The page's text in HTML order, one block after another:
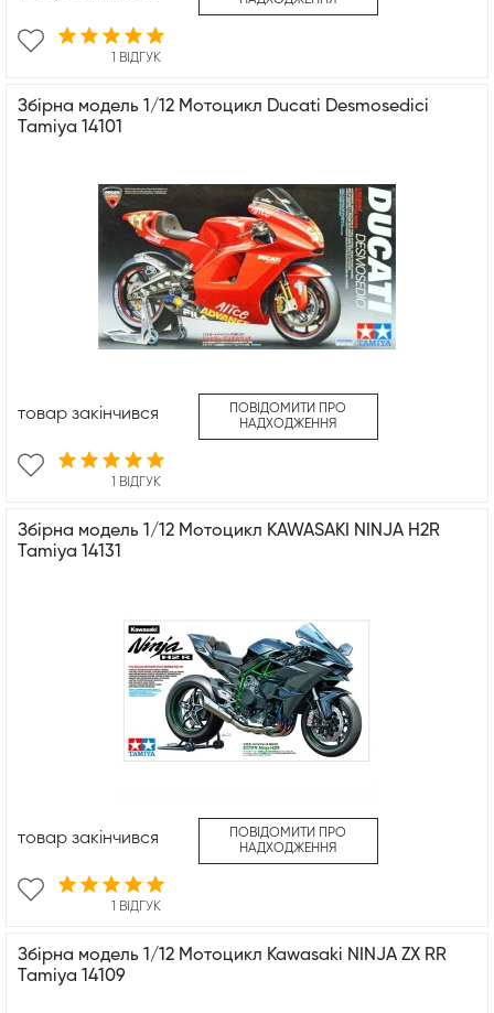
1 ВІДГУК
Збірна модель 1/12 Мотоцикл Ducati Desmosedici
Tamiya 14101
1 ВІДГУК
товар закінчився
ПОВІДОМИТИ ПРО
НАДХОДЖЕННЯ
Збірна модель 1/12 Мотоцикл KAWASAKI NINJA H2R
Tamiya 14131
1 ВІДГУК
товар закінчився
ПОВІДОМИТИ ПРО
НАДХОДЖЕННЯ
Збірна модель 1/12 Мотоцикл Kawasaki NINJA ZX RR
Tamiya 14109